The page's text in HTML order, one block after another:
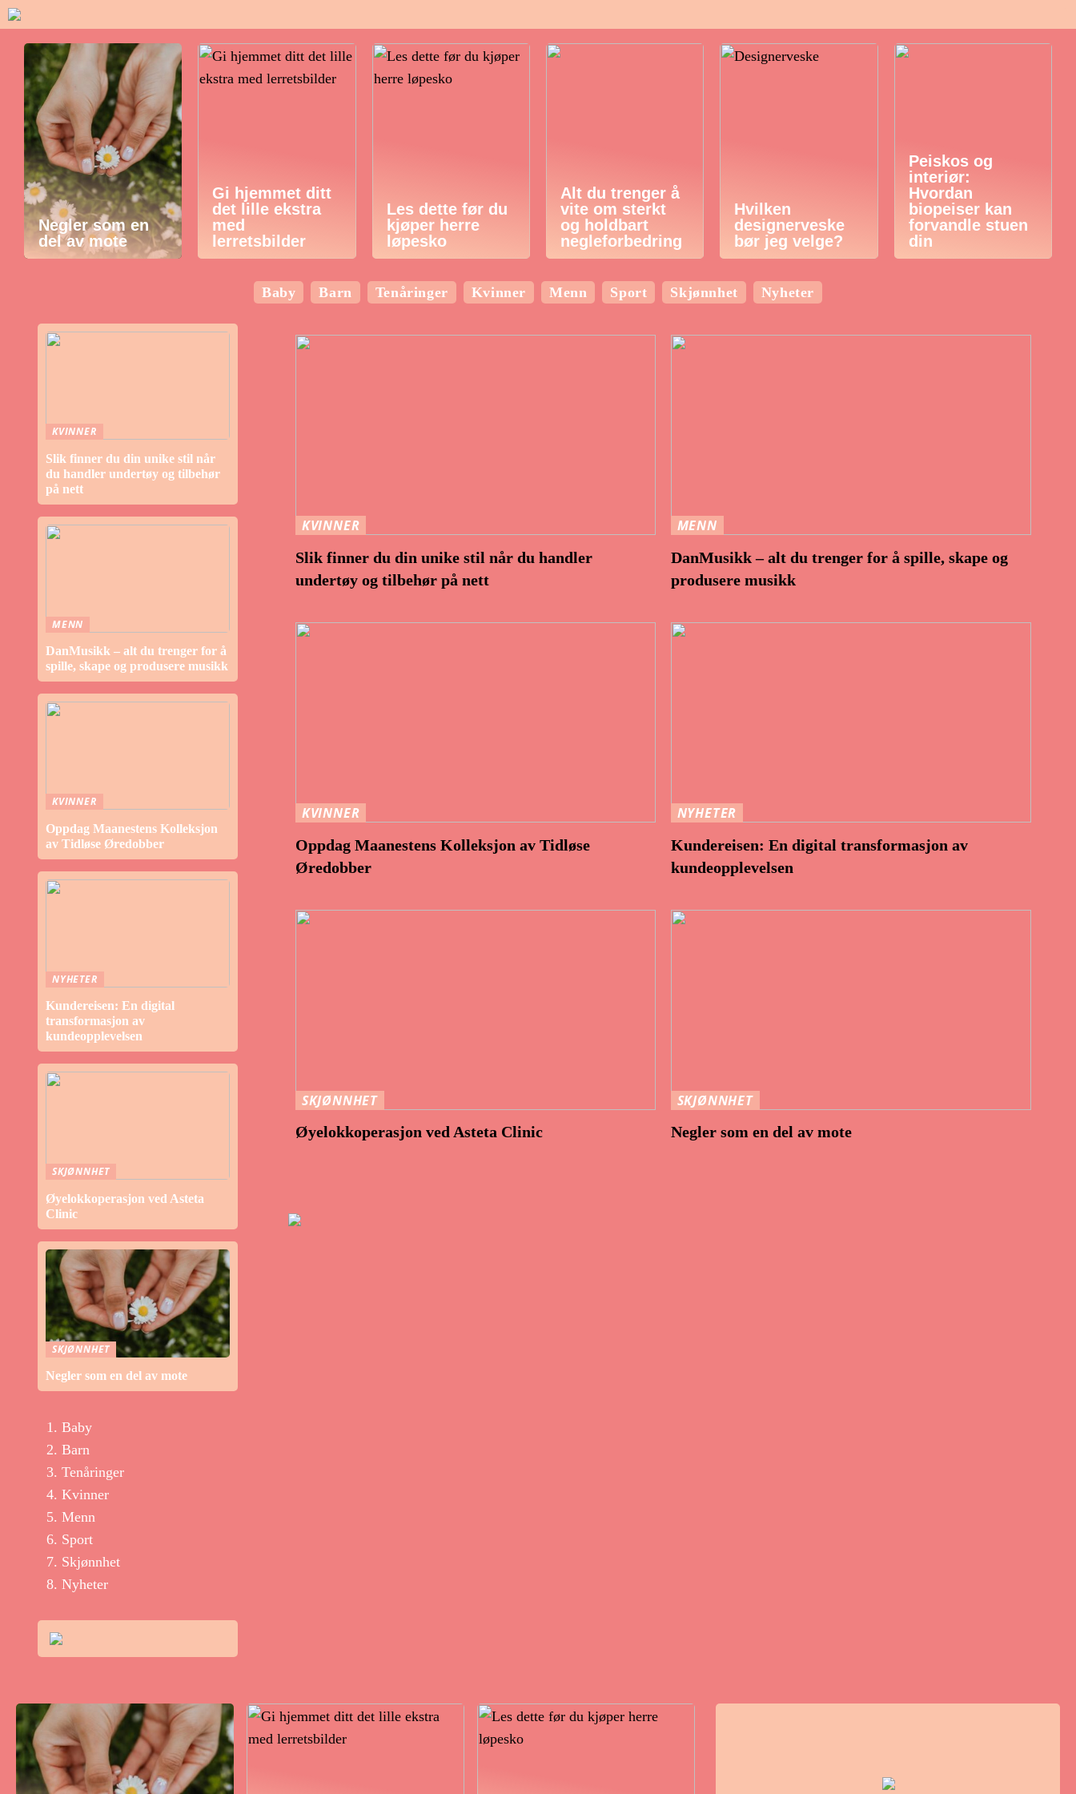
Negler som en
del av mote
Gi hjemmet ditt
det lille ekstra
med
lerretsbilder
Les dette før du
kjøper herre
løpesko
Alt du trenger å
vite om sterkt
og holdbart
negleforbedring
Hvilken
designerveske
bør jeg velge?
Peiskos og
interiør:
Hvordan
biopeiser kan
forvandle stuen
din
Baby Barn Tenåringer Kvinner Menn Sport Skjønnhet Nyheter
KVINNER
Slik finner du din unike stil når du handler
undertøy og tilbehør på nett
MENN
DanMusikk – alt du trenger for å spille, skape og
produsere musikk
KVINNER
Oppdag Maanestens Kolleksjon av Tidløse
Øredobber
NYHETER
Kundereisen: En digital transformasjon av
kundeopplevelsen
SKJØNNHET
Øyelokkoperasjon ved Asteta Clinic
SKJØNNHET
Negler som en del av mote
KVINNER
Slik finner du din unike stil når
du handler undertøy og tilbehør
på nett
MENN
DanMusikk – alt du trenger for å
spille, skape og produsere musikk
KVINNER
Oppdag Maanestens Kolleksjon
av Tidløse Øredobber
NYHETER
Kundereisen: En digital
transformasjon av
kundeopplevelsen
SKJØNNHET
Øyelokkoperasjon ved Asteta
Clinic
SKJØNNHET
Negler som en del av mote
Baby
Barn
Tenåringer
Kvinner
Menn
Sport
Skjønnhet
Nyheter